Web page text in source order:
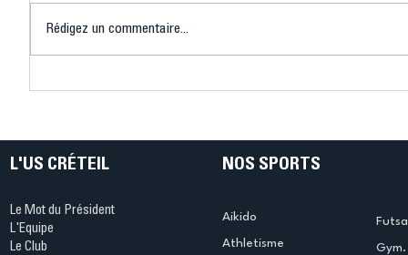
sont ouvertes…
Rédigez un commentaire...
L'US CRÉTEIL
Le Mot du Président
L'Equipe
Le Club
NOS SPORTS
Aikido
Athletisme